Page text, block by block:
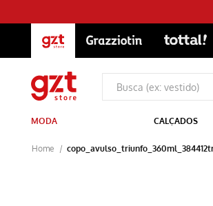
MODA CALÇADOS